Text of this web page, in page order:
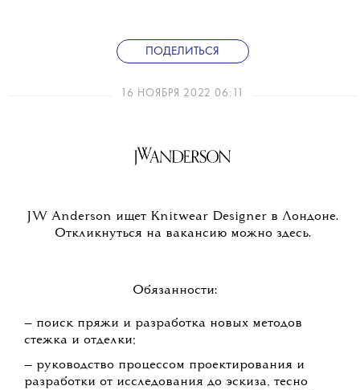
ПОДЕЛИТЬСЯ
16 НОЯБРЯ 2022 06:11
JW Anderson ищет Knitwear Designer в Лондоне.
Откликнуться на вакансию можно здесь.
Обязанности:
— поиск пряжи и разработка новых методов
стежка и отделки;
— руководство процессом проектирования и
разработки от исследования до эскиза, тесно